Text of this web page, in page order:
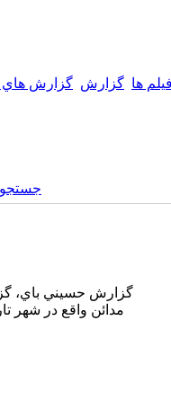
ها گزارش گزارش هاي
جستجو
گزارش حسيني باي،
مدائن واقع در شهر تاريخي